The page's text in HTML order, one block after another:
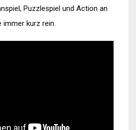
Puzzlespiel und Action an
immer kurz rein.